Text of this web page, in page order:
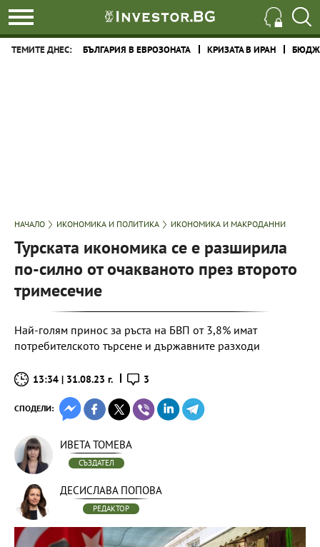
ТЕМИТЕ ДНЕС: БЪЛГАРИЯ В ЕВРОЗОНАТА КРИЗАТА В ИРАН
НАЧАЛО ИКОНОМИКА И ПОЛИТИКА ИКОНОМИКА И МАКРОДАННИ
Турската икономика се е разширила
по-силно от очакваното през второто
тримесечие
Най-голям принос за ръста на БВП от 3,8% имат
потребителското търсене и държавните разходи
13:34 | 31.08.23 г. 3
СПОДЕЛИ:
ИВЕТА ТОМЕВА
СЪЗДАТЕЛ
ДЕСИСЛАВА ПОПОВА
РЕДАКТОР